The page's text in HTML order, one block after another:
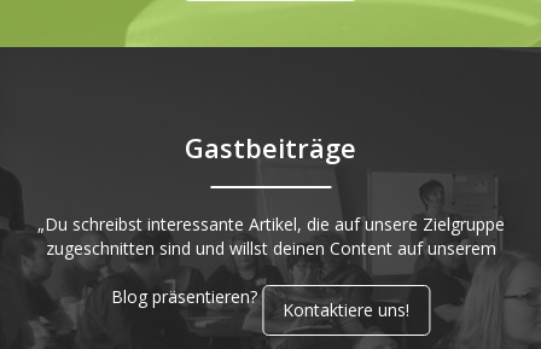
Gastbeiträge
„Du schreibst interessante Artikel, die auf unsere Zielgruppe
zugeschnitten sind und willst deinen Content auf unserem
Blog präsentieren?
Kontaktiere uns!